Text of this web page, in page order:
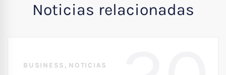
Noticias relacionadas
BUSINESS , NOTICIAS